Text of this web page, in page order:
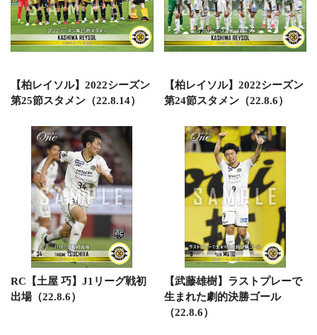
【柏レイソル】2022シーズン
第25節スタメン（22.8.14）
【柏レイソル】2022シーズン
第24節スタメン（22.8.6）
RC【土屋 巧】J1リーグ戦初
出場（22.8.6）
【武藤雄樹】ラストプレーで
生まれた劇的決勝ゴール
（22.8.6）